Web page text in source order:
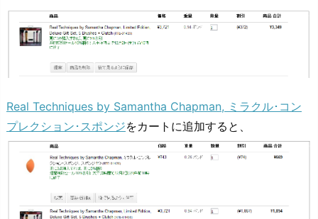
Real Techniques by Samantha Chapman, ミラクル･コン
プレクション･スポンジをカートに追加すると、